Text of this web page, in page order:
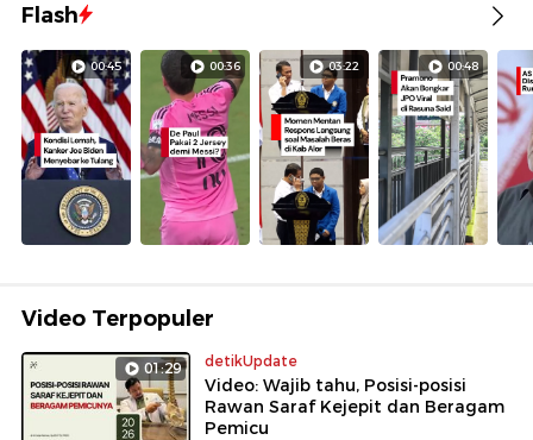
Flash
00:45 00:36 03:22 00:48
Video Terpopuler
01:29 detikUpdate
Video: Wajib tahu, Posisi-posisi
Rawan Saraf Kejepit dan Beragam
Pemicu